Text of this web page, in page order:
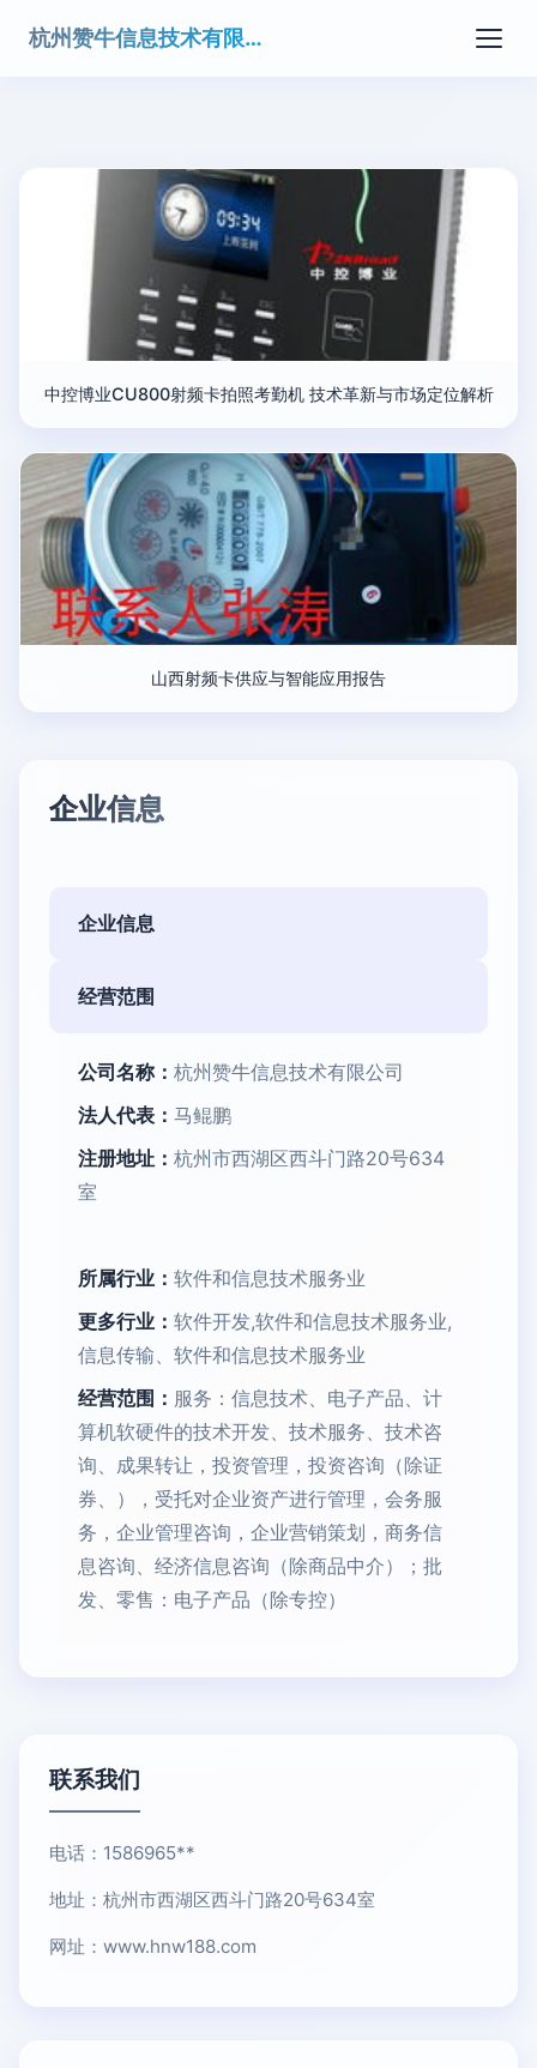
杭州赞牛信息技术有限公司
中控博业CU800射频卡拍照考勤机 技术革新与市场定位解析
山西射频卡供应与智能应用报告
企业信息
企业信息
经营范围
公司名称： 杭州赞牛信息技术有限公司
法人代表： 马鲲鹏
注册地址： 杭州市西湖区西斗门路20号634
室
所属行业： 软件和信息技术服务业
更多行业： 软件开发,软件和信息技术服务业,
信息传输、软件和信息技术服务业
经营范围： 服务：信息技术、电子产品、计
算机软硬件的技术开发、技术服务、技术咨
询、成果转让，投资管理，投资咨询（除证
券、），受托对企业资产进行管理，会务服
务，企业管理咨询，企业营销策划，商务信
息咨询、经济信息咨询（除商品中介）；批
发、零售：电子产品（除专控）
联系我们
电话：1586965**
地址：杭州市西湖区西斗门路20号634室
网址： www.hnw188.com